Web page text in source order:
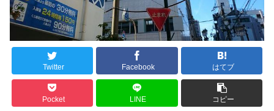
Twitter Facebook はてブ
Pocket LINE コピー